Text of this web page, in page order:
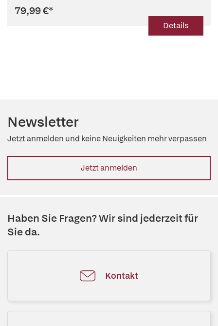
79,99 €*
Details
Newsletter
Jetzt anmelden und keine Neuigkeiten mehr verpassen
Jetzt anmelden
Haben Sie Fragen? Wir sind jederzeit für
Sie da.
Kontakt